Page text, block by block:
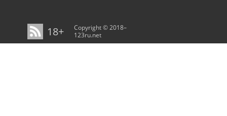
18+
Copyright © 2018–
123ru.net